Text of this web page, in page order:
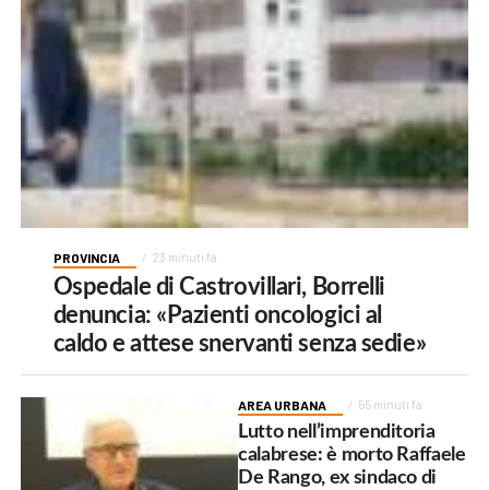
PROVINCIA 23 minuti fa
Ospedale di Castrovillari, Borrelli
denuncia: «Pazienti oncologici al
caldo e attese snervanti senza sedie»
AREA URBANA 55 minuti fa
Lutto nell’imprenditoria
calabrese: è morto Raffaele
De Rango, ex sindaco di